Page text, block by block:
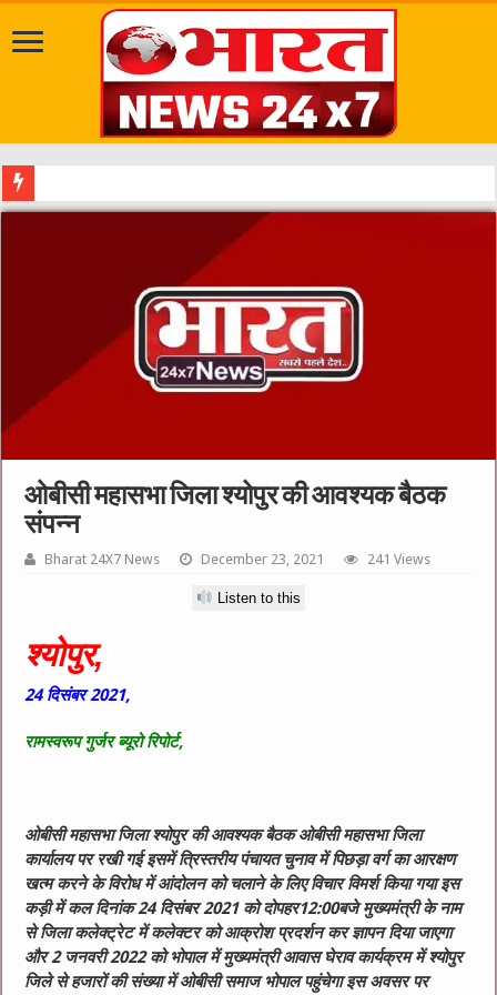
ओबीसी महासभा जिला श्योपुर की आवश्यक बैठक
संपन्न
Bharat 24X7 News December 23, 2021 241 Views
Listen to this
श्योपुर,
24 दिसंबर 2021,
रामस्वरूप गुर्जर ब्यूरो रिपोर्ट,
ओबीसी महासभा जिला श्योपुर की आवश्यक बैठक ओबीसी महासभा जिला
कार्यालय पर रखी गई इसमें त्रिस्तरीय पंचायत चुनाव में पिछड़ा वर्ग का आरक्षण
खत्म करने के विरोध में आंदोलन को चलाने के लिए विचार विमर्श किया गया इस
कड़ी में कल दिनांक 24 दिसंबर 2021 को दोपहर12:00बजे मुख्यमंत्री के नाम
से जिला कलेक्ट्रेट में कलेक्टर को आक्रोश प्रदर्शन कर ज्ञापन दिया जाएगा
और 2 जनवरी 2022 को भोपाल में मुख्यमंत्री आवास घेराव कार्यक्रम में श्योपुर
जिले से हजारों की संख्या में ओबीसी समाज भोपाल पहुंचेगा इस अवसर पर